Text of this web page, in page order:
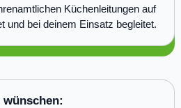
Küchenleitungen auf
und bei deinem Einsatz begleitet.